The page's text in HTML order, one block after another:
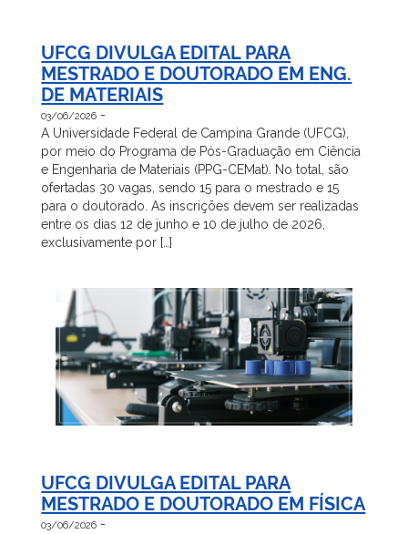
UFCG DIVULGA EDITAL PARA
MESTRADO E DOUTORADO EM ENG.
DE MATERIAIS
03/06/2026 -
A Universidade Federal de Campina Grande (UFCG),
por meio do Programa de Pós-Graduação em Ciência
e Engenharia de Materiais (PPG-CEMat). No total, são
ofertadas 30 vagas, sendo 15 para o mestrado e 15
para o doutorado. As inscrições devem ser realizadas
entre os dias 12 de junho e 10 de julho de 2026,
exclusivamente por […]
UFCG DIVULGA EDITAL PARA
MESTRADO E DOUTORADO EM FÍSICA
03/06/2026 -